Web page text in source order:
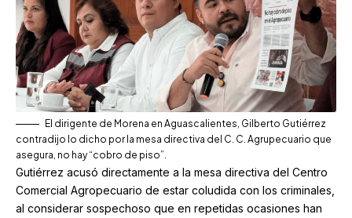
El dirigente de Morena en Aguascalientes, Gilberto Gutiérrez
contradijo lo dicho por la mesa directiva del C. C. Agrupecuario que
asegura, no hay “cobro de piso”.
Gutiérrez acusó directamente a la mesa directiva del Centro
Comercial Agropecuario de estar coludida con los criminales,
al considerar sospechoso que en repetidas ocasiones han